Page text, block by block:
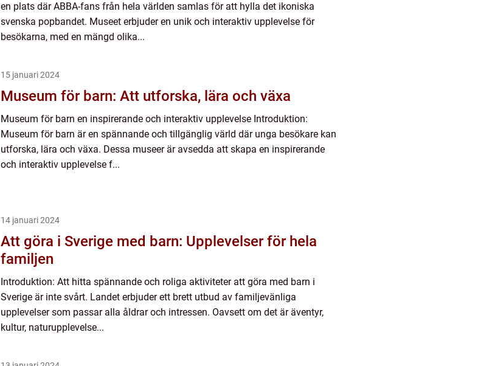
en plats där ABBA-fans från hela världen samlas för att hylla det ikoniska
svenska popbandet. Museet erbjuder en unik och interaktiv upplevelse för
besökarna, med en mängd olika...
15 januari 2024
Museum för barn: Att utforska, lära och växa
Museum för barn en inspirerande och interaktiv upplevelse Introduktion:
Museum för barn är en spännande och tillgänglig värld där unga besökare kan
utforska, lära och växa. Dessa museer är avsedda att skapa en inspirerande
och interaktiv upplevelse f...
14 januari 2024
Att göra i Sverige med barn: Upplevelser för hela
familjen
Introduktion: Att hitta spännande och roliga aktiviteter att göra med barn i
Sverige är inte svårt. Landet erbjuder ett brett utbud av familjevänliga
upplevelser som passar alla åldrar och intressen. Oavsett om det är äventyr,
kultur, naturupplevelse...